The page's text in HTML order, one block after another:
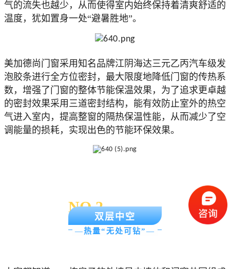
气的流失也越少，从而使得室内始终保持着清爽舒适的
温度，犹如置身一处“避暑胜地”。
美加德尚门窗采用知名品牌江阴海达三元乙丙汽车级发
泡胶条进行全方位密封，最大限度地降低门窗的传热系
数，增强了门窗的整体节能保温效果，为了追求更卓越
的密封效果采用三道密封结构，能有效防止室外的热空
气进入室内，提高整窗的隔热保温性能，从而减少了空
调能量的损耗，实现出色的节能环保效果。
NO.2
双层中空
—热量“无处可钻”—